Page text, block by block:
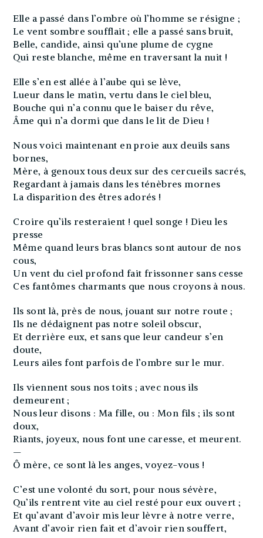
Elle a passé dans l’ombre où l’homme se résigne ;
Le vent sombre soufflait ; elle a passé sans bruit,
Belle, candide, ainsi qu’une plume de cygne
Qui reste blanche, même en traversant la nuit !
Elle s’en est allée à l’aube qui se lève,
Lueur dans le matin, vertu dans le ciel bleu,
Bouche qui n’a connu que le baiser du rêve,
Âme qui n’a dormi que dans le lit de Dieu !
Nous voici maintenant en proie aux deuils sans
bornes,
Mère, à genoux tous deux sur des cercueils sacrés,
Regardant à jamais dans les ténèbres mornes
La disparition des êtres adorés !
Croire qu’ils resteraient ! quel songe ! Dieu les
presse
Même quand leurs bras blancs sont autour de nos
cous,
Un vent du ciel profond fait frissonner sans cesse
Ces fantômes charmants que nous croyons à nous.
Ils sont là, près de nous, jouant sur notre route ;
Ils ne dédaignent pas notre soleil obscur,
Et derrière eux, et sans que leur candeur s’en
doute,
Leurs ailes font parfois de l’ombre sur le mur.
Ils viennent sous nos toits ; avec nous ils
demeurent ;
Nous leur disons : Ma fille, ou : Mon fils ; ils sont
doux,
Riants, joyeux, nous font une caresse, et meurent.
—
Ô mère, ce sont là les anges, voyez-vous !
C’est une volonté du sort, pour nous sévère,
Qu’ils rentrent vite au ciel resté pour eux ouvert ;
Et qu’avant d’avoir mis leur lèvre à notre verre,
Avant d’avoir rien fait et d’avoir rien souffert,